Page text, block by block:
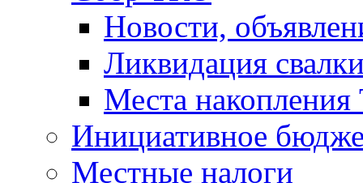
Новости,
Ликвидация
Места
Инициативное
Местные налоги